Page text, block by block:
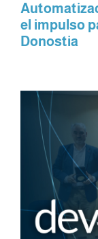
el impulso
Donostia